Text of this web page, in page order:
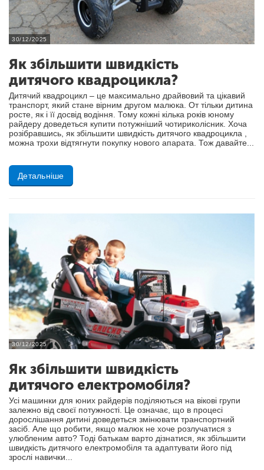
30/12/2025
Як збільшити швидкість
дитячого квадроцикла?
Дитячий квадроцикл – це максимально драйвовий та цікавий
транспорт, який стане вірним другом малюка. От тільки дитина
росте, як і її досвід водіння. Тому кожні кілька років юному
райдеру доведеться купити потужніший чотириколісник. Хоча
розібравшись, як збільшити швидкість дитячого квадроцикла ,
можна трохи відтягнути покупку нового апарата. Тож давайте...
Детальніше
30/12/2025
Як збільшити швидкість
дитячого електромобіля?
Усі машинки для юних райдерів поділяються на вікові групи
залежно від своєї потужності. Це означає, що в процесі
дорослішання дитині доведеться змінювати транспортний
засіб. Але що робити, якщо малюк не хоче розлучатися з
улюбленим авто? Тоді батькам варто дізнатися, як збільшити
швидкість дитячого електромобіля та адаптувати його під
зрослі навички...